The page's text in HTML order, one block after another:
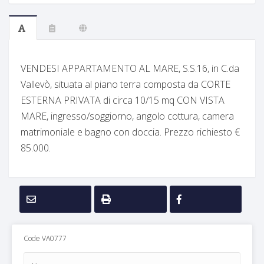
VENDESI APPARTAMENTO AL MARE, S.S.16, in C.da
Vallevò, situata al piano terra composta da CORTE
ESTERNA PRIVATA di circa 10/15 mq CON VISTA
MARE, ingresso/soggiorno, angolo cottura, camera
matrimoniale e bagno con doccia. Prezzo richiesto €
85.000.
Code VA0777